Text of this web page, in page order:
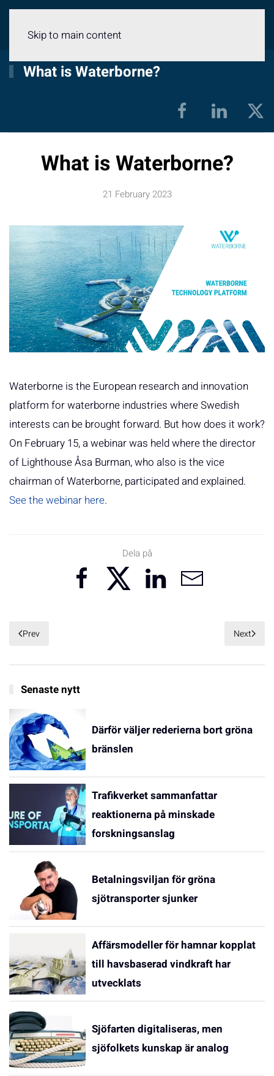
Skip to main content
What is Waterborne?
What is Waterborne?
21 February 2023
Waterborne is the European research and innovation
platform for waterborne industries where Swedish
interests can be brought forward. But how does it work?
On February 15, a webinar was held where the director
of Lighthouse Åsa Burman, who also is the vice
chairman of Waterborne, participated and explained.
See the webinar here.
Dela på
Prev Next
Senaste nytt
Därför väljer rederierna bort gröna
bränslen
Trafikverket sammanfattar
reaktionerna på minskade
forskningsanslag
Betalningsviljan för gröna
sjötransporter sjunker
Affärsmodeller för hamnar kopplat
till havsbaserad vindkraft har
utvecklats
Sjöfarten digitaliseras, men
sjöfolkets kunskap är analog